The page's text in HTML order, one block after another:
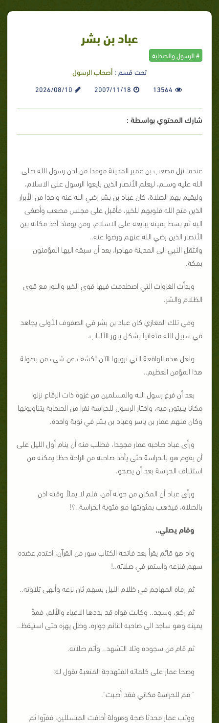
عباد بن بشر
# الرسول والصحابة
تحت قسم :أصحاب الرسول
13564
2007/11/18
2026/08/10
شارك المحتوي بواسطة :
عندما نزل مصعب بن عمير المدينة موفدا من لدن رسول الله صلى
الله عليه وسلم، ليعلم الأنصار الذين بايعوا الرسول على الاسلام،
وليقيم بهم الصلاة، كان عباد بن بشر رضي الله عنه واحدا من الأبرار
الذين فتح الله قلوبهم للخير، فأقبل على مجلس مصعب وأصغى
اليه ثم بسط يمينه يبايعه على الاسلام، ومن يومئذ أخذ مكانه بين
الأنصار الذين رضي الله عنهم ورضوا عنه..
وانتقل النبي الى المدينة مهاجرا، بعد أن سبقه اليها المؤمنون
بمكة.
وبدأت الغزوات التي اصطدمت فيها قوى الخير والنور مع قوى
الظلام والشر.
وفي تلك المغازي كان عباد بن بشر في الصفوف الأولى يجاهد
في سبيل الله متفانيا بشكل يبهر الألباب.
ولعل هذه الواقعة التي نرويها الآن تكشف عن شيء من بطولة
هذا المؤمن العظيم..
بعد أن فرغ رسول الله والمسلمين من غزوة ذات الرقاع نزلوا
مكانا يبيتون فيه، واختار الرسول للحراسة نفرا من الصحابة يتناوبونها
وكان منهم عمار بن ياسر وعباد بن بشر في نوبة واحدة.
ورأى عباد صاحبه عمار مجهدا، فطلب منه أن ينام أول الليل على
أن يقوم هو بالحراسة حتى يأخذ صاحبه من الراحة حظا يمكنه من
استئناف الحراسة بعد أن يصحو.
ورأى عباد أن المكان من حوله آمن، فلم لا يملأ وقته اذن
بالصلاة، فيذهب بمثوبتها مع مثوبة الحراسة..؟!
وقام يصلي..
واذ هو قائم يقرأ بعد فاتحة الكتاب سور من القرآن، احتدم عضده
سهم فنزعه واستمر في صلاته..!
ثم رماه المهاجم في ظلام الليل بسهم ثان نزعه وأنهى تلاوته..
ثم ركع، وسجد.. وكانت قواه قد بددها الاعياء والألم، فمدّ
يمينه وهو ساجد الى صاحبه النائم جواره، وظل يهزه حتى استيقظ..
ثم قام من سجوده وتلا التشهد.. وأتم صلاته.
وصحا عمار على كلماته المتهدجة المتعبة تقول له:
" قم للحراسة مكاني فقد أصبت".
ووثب عمار محدثا ضجة وهرولة أخافت المتسللين، ففرّوا ثم